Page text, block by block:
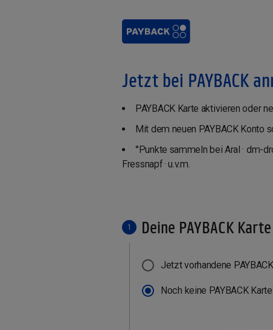
Jetzt bei PAYBACK
PAYBACK Karte aktivieren oder
Mit dem neuen PAYBACK Konto
°Punkte sammeln bei Aral · dm-
Fressnapf · u.v.m.
1 Deine PAYBACK Karte
Jetzt vorhandene
Noch keine PAYBACK